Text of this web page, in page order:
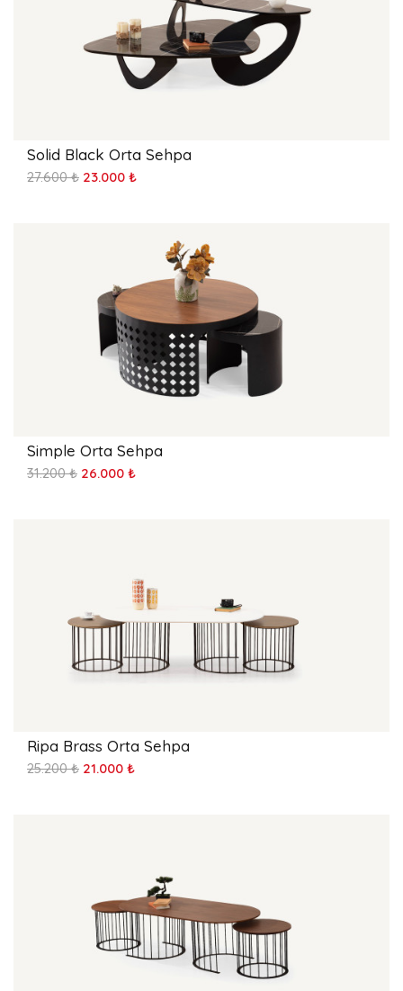
Solid Black Orta Sehpa
27.600 ₺ 23.000 ₺
Simple Orta Sehpa
31.200 ₺ 26.000 ₺
Ripa Brass Orta Sehpa
25.200 ₺ 21.000 ₺